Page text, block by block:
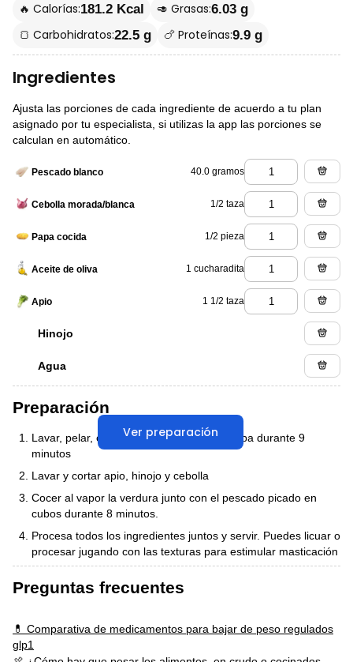
🔥 Calorías:181.2 Kcal 🥑 Grasas:6.03 g
🍞 Carbohidratos:22.5 g 🍗 Proteínas:9.9 g
Ingredientes
Ajusta las porciones de cada ingrediente de acuerdo a tu plan
asignado por tu especialista, si utilizas la app las porciones se
calculan en automático.
Pescado blanco 40.0 gramos
Cebolla morada/blanca 1/2 taza
Papa cocida 1/2 pieza
Aceite de oliva 1 cucharadita
Apio 1 1/2 taza
Hinojo
Agua
Ver preparación
Preparación
Lavar, pelar, cortar en cubos y cocer la papa durante 9
minutos
Lavar y cortar apio, hinojo y cebolla
Cocer al vapor la verdura junto con el pescado picado en
cubos durante 8 minutos.
Procesa todos los ingredientes juntos y servir. Puedes licuar o
procesar jugando con las texturas para estimular masticación
Preguntas frecuentes
💊 Comparativa de medicamentos para bajar de peso regulados
glp1